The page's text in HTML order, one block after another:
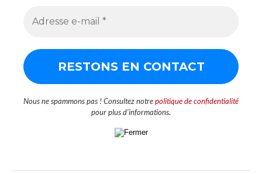
Nous ne spammons pas ! Consultez notrepolitique de confidentialité
pour plus d’informations.